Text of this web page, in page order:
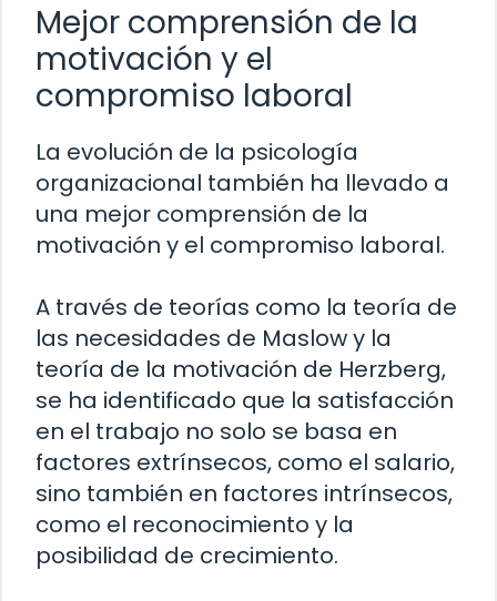
Mejor comprensión de la
motivación y el
compromiso laboral
La evolución de la psicología
organizacional también ha llevado a
una mejor comprensión de la
motivación y el compromiso laboral.
A través de teorías como la teoría de
las necesidades de Maslow y la
teoría de la motivación de Herzberg,
se ha identificado que la satisfacción
en el trabajo no solo se basa en
factores extrínsecos, como el salario,
sino también en factores intrínsecos,
como el reconocimiento y la
posibilidad de crecimiento.